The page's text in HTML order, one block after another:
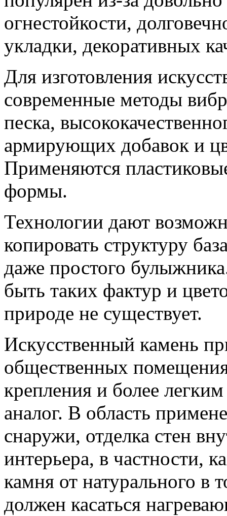
огнестойкости,
укладки, декоративных
Для изготовления
современные методы
песка,
армирующих добавок и
Применяются
формы.
Технологии дают
копировать структуру
даже простого
быть таких фактур и
природе не существует.
Искусственный камень
общественных
крепления и более
аналог. В область
снаружи, отделка стен
интерьера, в частности,
камня от натурального в
должен касаться